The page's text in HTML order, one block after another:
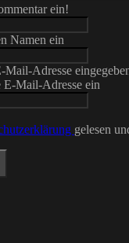
ein!
Namen ein
Mail-Adresse
E-Mail-Adresse ein
gelesen